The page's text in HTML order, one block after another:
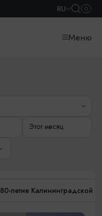
RU
Меню
Этот месяц
80-летие Калининградской